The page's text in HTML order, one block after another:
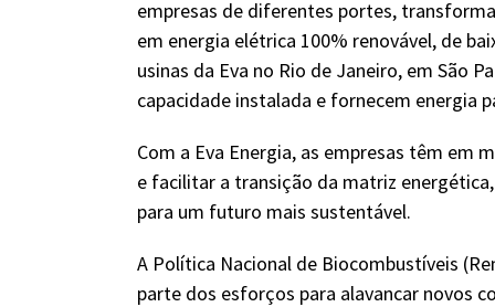
empresas de diferentes portes,
em energia elétrica 100% renovável, de
usinas da Eva no Rio de Janeiro, em São
capacidade instalada e fornecem energia
Com a Eva Energia, as empresas têm em
e facilitar a transição da matriz
para um futuro mais sustentável.
A Política Nacional de Biocombustíveis
parte dos esforços para alavancar novos